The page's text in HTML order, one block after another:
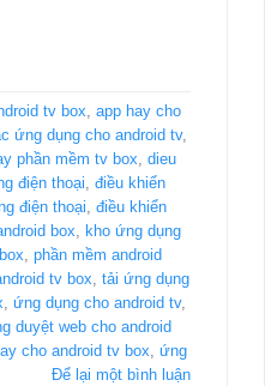
tv box, app hay cho
ứng dụng cho android tv,
phần mềm tv box, dieu
điện thoại, điều khiển
điện thoại, điều khiển
box, kho ứng dụng
, phần mềm android
tv box, tải ứng dụng
, ứng dụng cho android tv,
duyệt web cho android
cho android tv box, ứng
Để lại một bình luận